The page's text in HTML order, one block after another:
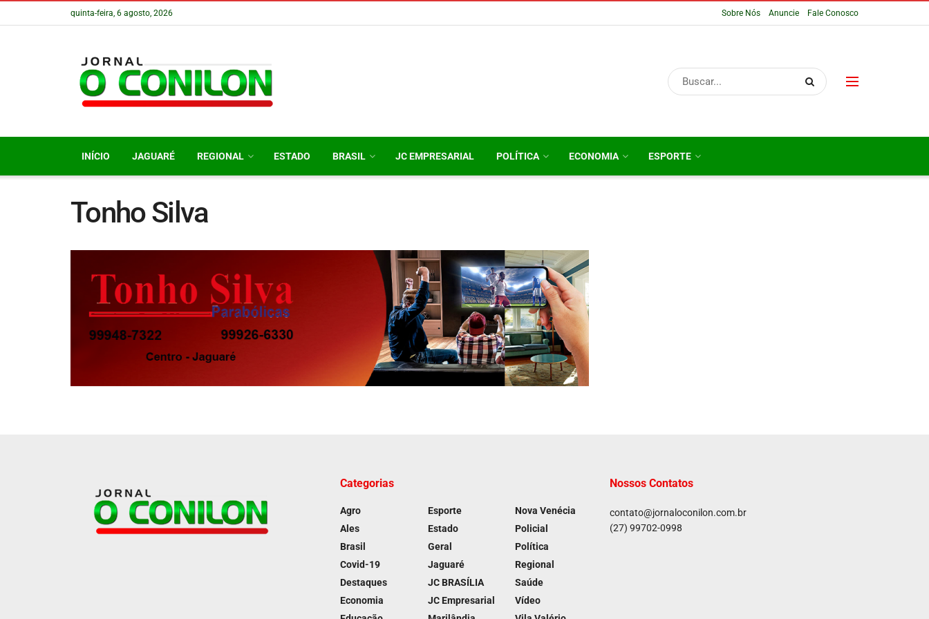
quinta-feira, 6 agosto, 2026 Sobre Nós Anuncie Fale Conosco
INÍCIO JAGUARÉ REGIONAL ESTADO BRASIL JC EMPRESARIAL POLÍTICA ECONOMIA ESPORTE
Tonho Silva
Categorias
Agro
Ales
Brasil
Covid-19
Destaques
Economia
Esporte
Estado
Geral
Jaguaré
JC BRASÍLIA
JC Empresarial
Nova Venécia
Policial
Política
Regional
Saúde
Vídeo
Nossos Contatos
contato@jornaloconilon.com.br
(27) 99702-0998